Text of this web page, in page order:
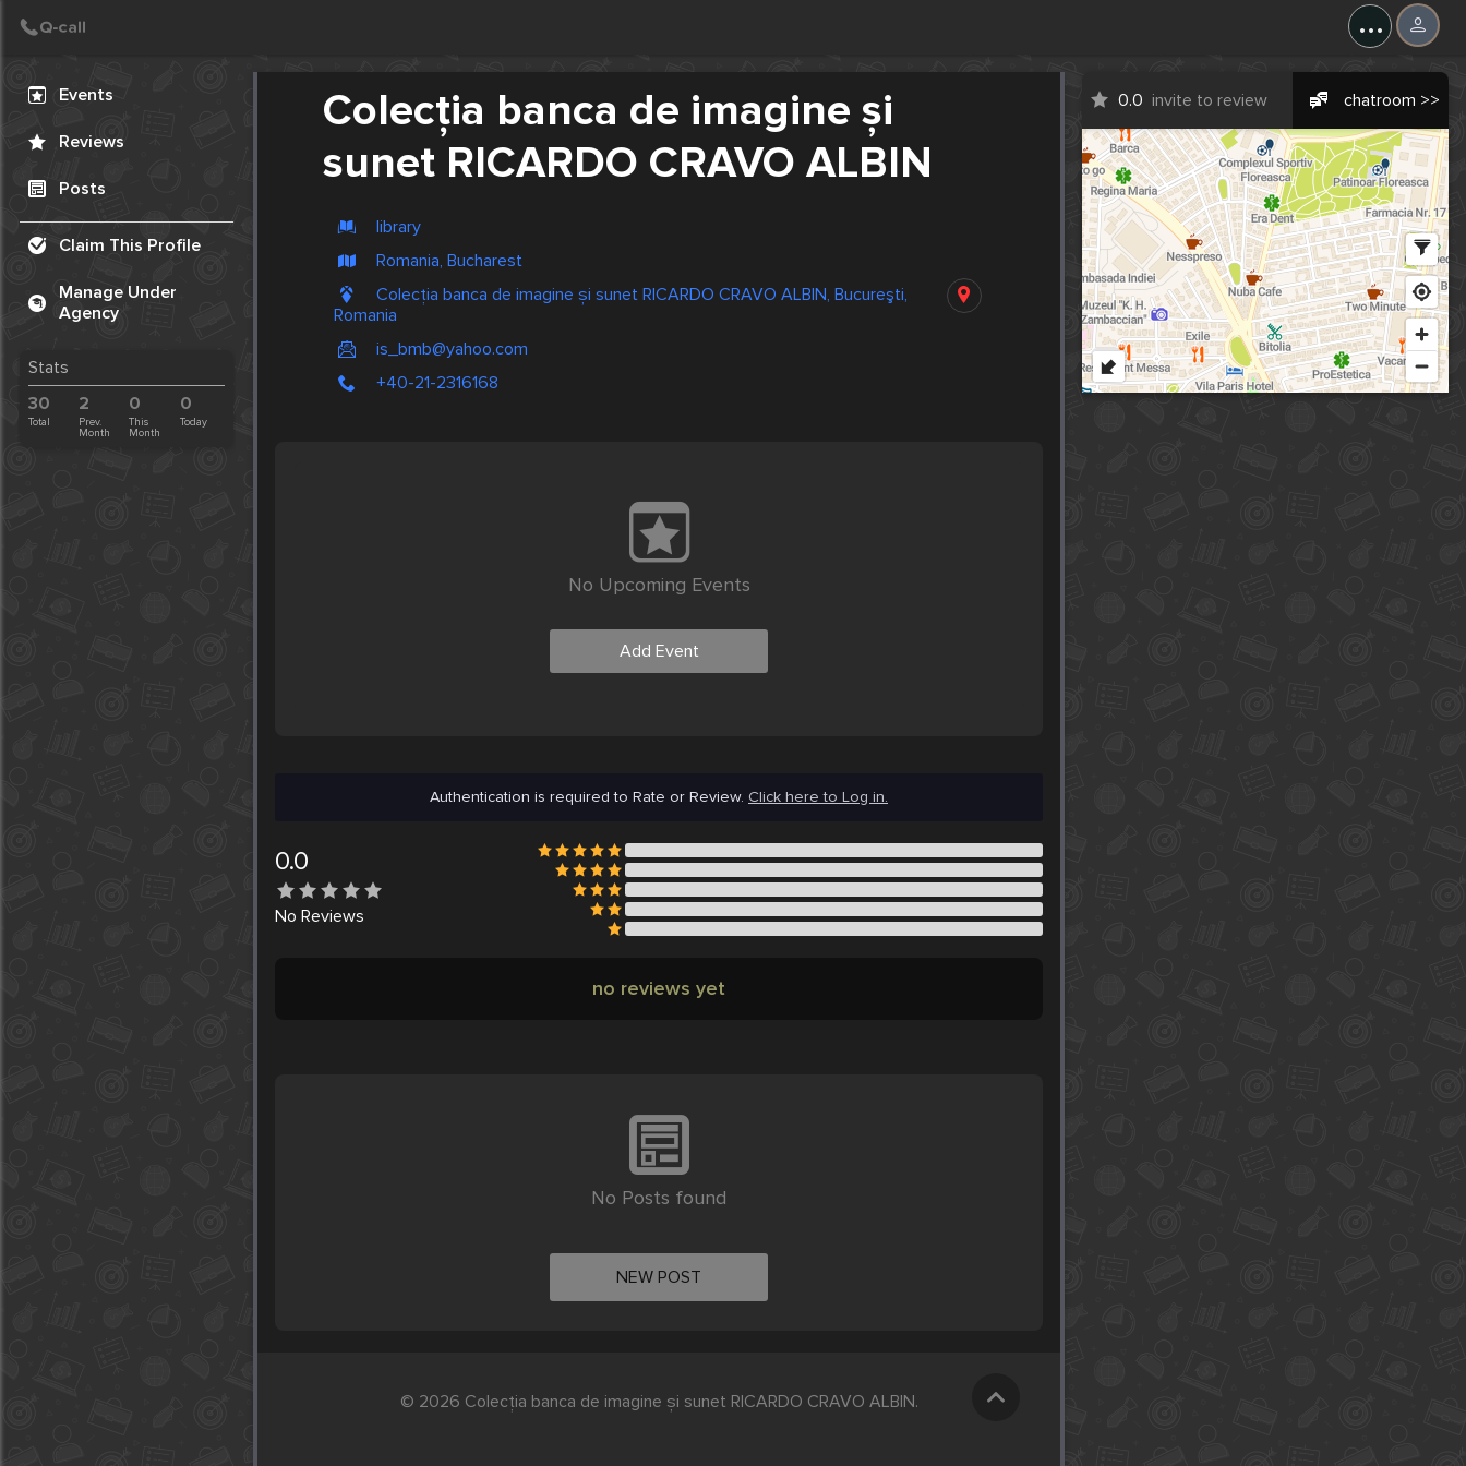
...
Events
Reviews
Posts
Claim This Profile
Manage Under
Agency
Stats
30
Total
2
Prev.
Month
0
This
Month
0
Today
Colecția banca de imagine și
sunet RICARDO CRAVO ALBIN
library
Romania, Bucharest
Colecția banca de imagine și sunet RICARDO CRAVO ALBIN, Bucureşti,
Romania
is_bmb@yahoo.com
+40-21-2316168
0.0 invite to review chatroom >>
No Upcoming Events
Add Event
Authentication is required to Rate or Review. Click here to Log in.
0.0
No Reviews
no reviews yet
No Posts found
NEW POST
Create Post
© 2026 Colecția banca de imagine și sunet RICARDO CRAVO ALBIN.
Post